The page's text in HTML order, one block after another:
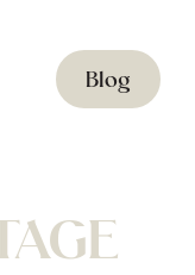
Blog